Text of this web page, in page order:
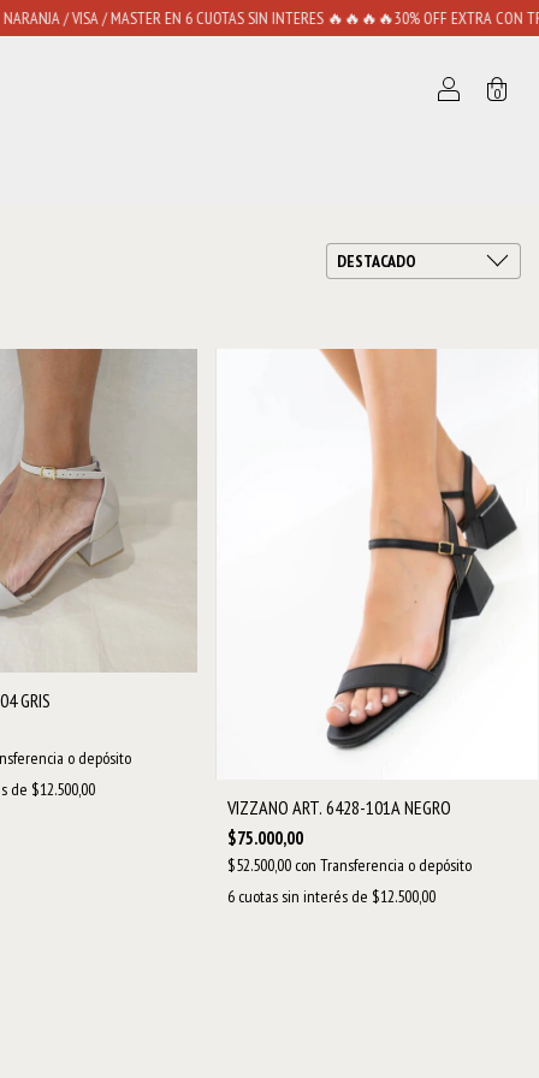
/ MASTER EN 6 CUOTAS SIN INTERES 🔥🔥🔥🔥30% OFF EXTRA CON
0
GRIS
o depósito
de $12.500,00
VIZZANO ART. 6428-101A NEGRO
$75.000,00
$52.500,00 con Transferencia o depósito
6 cuotas sin interés de $12.500,00